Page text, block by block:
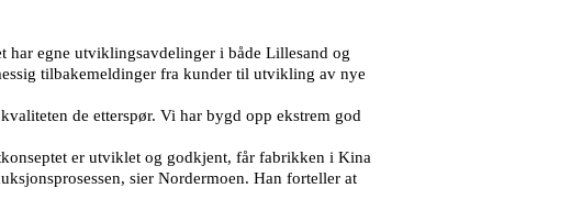
har egne utviklingsavdelinger i både Lillesand og
tilbakemeldinger fra kunder til utvikling av nye
de etterspør. Vi har bygd opp ekstrem god
er utviklet og godkjent, får fabrikken i Kina
sier Nordermoen. Han forteller at